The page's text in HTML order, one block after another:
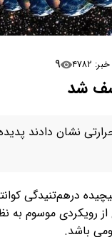
۴۷۸۲ ۹
شد
نشان دادند
درهم‌تنیدگی
از رویکردی موسوم
باشد.